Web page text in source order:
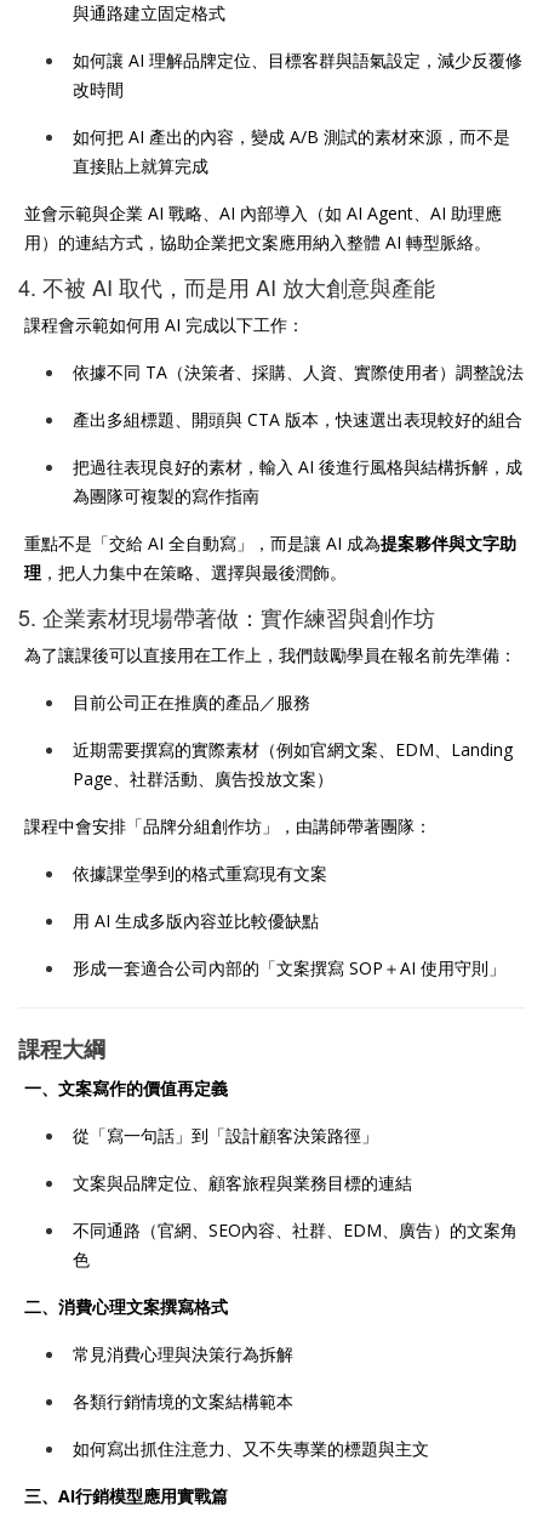
與通路建立固定格式
如何讓 AI 理解品牌定位、目標客群與語氣設定，減少反覆修
改時間
如何把 AI 產出的內容，變成 A/B 測試的素材來源，而不是
直接貼上就算完成
並會示範與企業 AI 戰略、AI 內部導入（如 AI Agent、AI 助理應
用）的連結方式，協助企業把文案應用納入整體 AI 轉型脈絡。
4. 不被 AI 取代，而是用 AI 放大創意與產能
課程會示範如何用 AI 完成以下工作：
依據不同 TA（決策者、採購、人資、實際使用者）調整說法
產出多組標題、開頭與 CTA 版本，快速選出表現較好的組合
把過往表現良好的素材，輸入 AI 後進行風格與結構拆解，成
為團隊可複製的寫作指南
重點不是「交給 AI 全自動寫」，而是讓 AI 成為提案夥伴與文字助
理 ，把人力集中在策略、選擇與最後潤飾。
5. 企業素材現場帶著做：實作練習與創作坊
為了讓課後可以直接用在工作上，我們鼓勵學員在報名前先準備：
目前公司正在推廣的產品／服務
近期需要撰寫的實際素材（例如官網文案、EDM、Landing
Page、社群活動、廣告投放文案）
課程中會安排「品牌分組創作坊」，由講師帶著團隊：
依據課堂學到的格式重寫現有文案
用 AI 生成多版內容並比較優缺點
形成一套適合公司內部的「文案撰寫 SOP＋AI 使用守則」
課程大綱
一、文案寫作的價值再定義
從「寫一句話」到「設計顧客決策路徑」
文案與品牌定位、顧客旅程與業務目標的連結
不同通路（官網、SEO內容、社群、EDM、廣告）的文案角
色
二、消費心理文案撰寫格式
常見消費心理與決策行為拆解
各類行銷情境的文案結構範本
如何寫出抓住注意力、又不失專業的標題與主文
三、AI行銷模型應用實戰篇